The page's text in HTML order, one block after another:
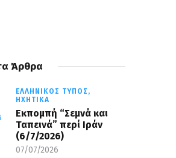
Άρθρα
ΕΛΛΗΝΙΚΌΣ ΤΎΠΟΣ,
ΗΧΗΤΙΚΆ
Εκπομπή “Σεμνά και
Ταπεινά” περί Ιράν
(6/7/2026)
07/07/2026